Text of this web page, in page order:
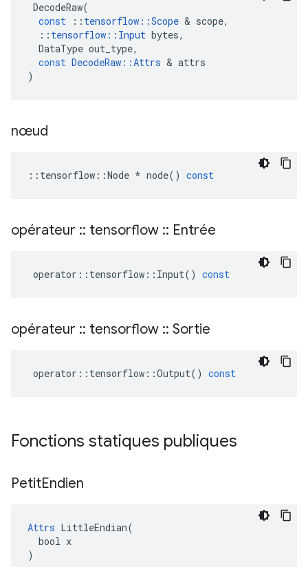
DecodeRaw(
const
:: tensorflow ::Scope & scope,
:: tensorflow :: Input bytes,
DataType out_type,
const DecodeRaw ::Attrs & attrs
)
nœud
:: tensorflow ::Node * node() const
opérateur :: tensorflow :: Entrée
operator :: tensorflow :: Input() const
opérateur :: tensorflow :: Sortie
operator :: tensorflow ::Output() const
Fonctions statiques publiques
PetitEndien
Attrs LittleEndian(
  bool x
)